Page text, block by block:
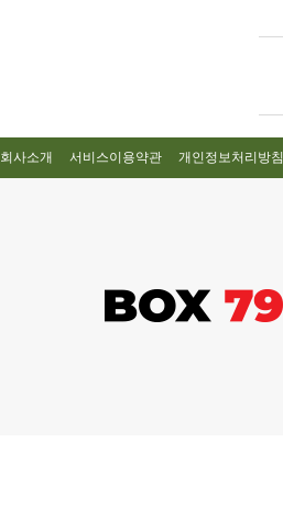
회사소개 서비스이용약관 개인정보처리방침